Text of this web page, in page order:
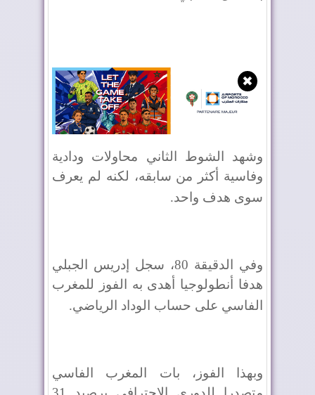
✖
وشهد الشوط الثاني محاولات ودادية
وفاسية أكثر من سابقه، لكنه لم يعرف
سوى هدف واحد.
وفي الدقيقة 80، سجل إدريس الجبلي
هدفا أنطولوجيا أهدى به الفوز للمغرب
الفاسي على حساب الوداد الرياضي.
وبهذا الفوز، بات المغرب الفاسي